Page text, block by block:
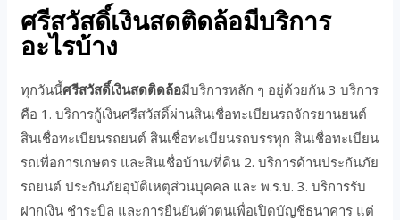
ศรีสวัสดิ์เงินสดติดล้อมีบริการ
อะไรบ้าง
ทุกวันนี้ศรีสวัสดิ์เงินสดติดล้อมีบริการหลัก ๆ อยู่ด้วยกัน 3 บริการ
คือ 1. บริการกู้เงินศรีสวัสดิ์ผ่านสินเชื่อทะเบียนรถจักรยานยนต์
สินเชื่อทะเบียนรถยนต์ สินเชื่อทะเบียนรถบรรทุก สินเชื่อทะเบียน
รถเพื่อการเกษตร และสินเชื่อบ้าน/ที่ดิน 2. บริการด้านประกันภัย
รถยนต์ ประกันภัยอุบัติเหตุส่วนบุคคล และ พ.ร.บ. 3. บริการรับ
ฝากเงิน ชำระบิล และการยืนยันตัวตนเพื่อเปิดบัญชีธนาคาร แต่